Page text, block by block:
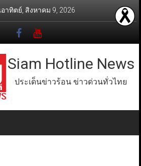
าทิตย์, สิงหาคม 9, 2026
Siam Hotline News
ประเด็นข่าวร้อน ข่าวด่วนทั่วไทย